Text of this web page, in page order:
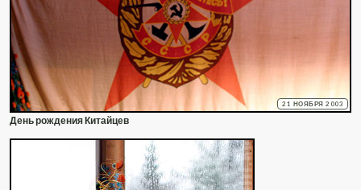
21 НОЯБРЯ 2003
День рождения Китайцев